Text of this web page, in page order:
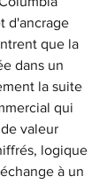
d'ancrage
que la
dans un
la suite
qui
valeur
logique
à un